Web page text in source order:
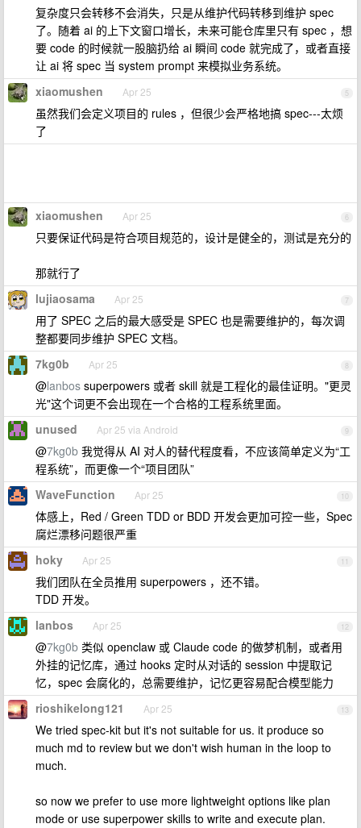
复杂度只会转移不会消失，只是从维护代码转移到维护 spec
了。随着 ai 的上下文窗口增长，未来可能仓库里只有 spec ，想
要 code 的时候就一股脑扔给 ai 瞬间 code 就完成了，或者直接
让 ai 将 spec 当 system prompt 来模拟业务系统。
5
xiaomushen Apr 25
虽然我们会定义项目的 rules ，但很少会严格地搞 spec---太烦
了
6
xiaomushen Apr 25
只要保证代码是符合项目规范的，设计是健全的，测试是充分的
那就行了
7
lujiaosama Apr 25
用了 SPEC 之后的最大感受是 SPEC 也是需要维护的，每次调
整都要同步维护 SPEC 文档。
8
7kg0b Apr 25
@lanbos superpowers 或者 skill 就是工程化的最佳证明。"更灵
光"这个词更不会出现在一个合格的工程系统里面。
9
unused Apr 25 via Android
@7kg0b 我觉得从 AI 对人的替代程度看，不应该简单定义为“工
程系统”，而更像一个“项目团队”
10
WaveFunction Apr 25
体感上，Red / Green TDD or BDD 开发会更加可控一些，Spec
腐烂漂移问题很严重
11
hoky Apr 25
我们团队在全员推用 superpowers ，还不错。
TDD 开发。
12
lanbos Apr 25
@7kg0b 类似 openclaw 或 Claude code 的做梦机制，或者用
外挂的记忆库，通过 hooks 定时从对话的 session 中提取记
忆，spec 会腐化的，总需要维护，记忆更容易配合模型能力
13
rioshikelong121 Apr 25
We tried spec-kit but it's not suitable for us. it produce so
much md to review but we don't wish human in the loop to
much.
so now we prefer to use more lightweight options like plan
mode or use superpower skills to write and execute plan.